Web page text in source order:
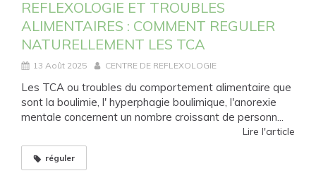
REFLEXOLOGIE ET TROUBLES
ALIMENTAIRES : COMMENT REGULER
NATURELLEMENT LES TCA
13 Août 2025 CENTRE DE REFLEXOLOGIE
Les TCA ou troubles du comportement alimentaire que
sont la boulimie, l' hyperphagie boulimique, l'anorexie
mentale concernent un nombre croissant de personn...
Lire l'article
réguler